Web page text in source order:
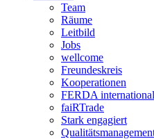
Team
Räume
Leitbild
Jobs
wellcome
Freundeskreis
Kooperationen
FERDA international
faiRTrade
Stark engagiert